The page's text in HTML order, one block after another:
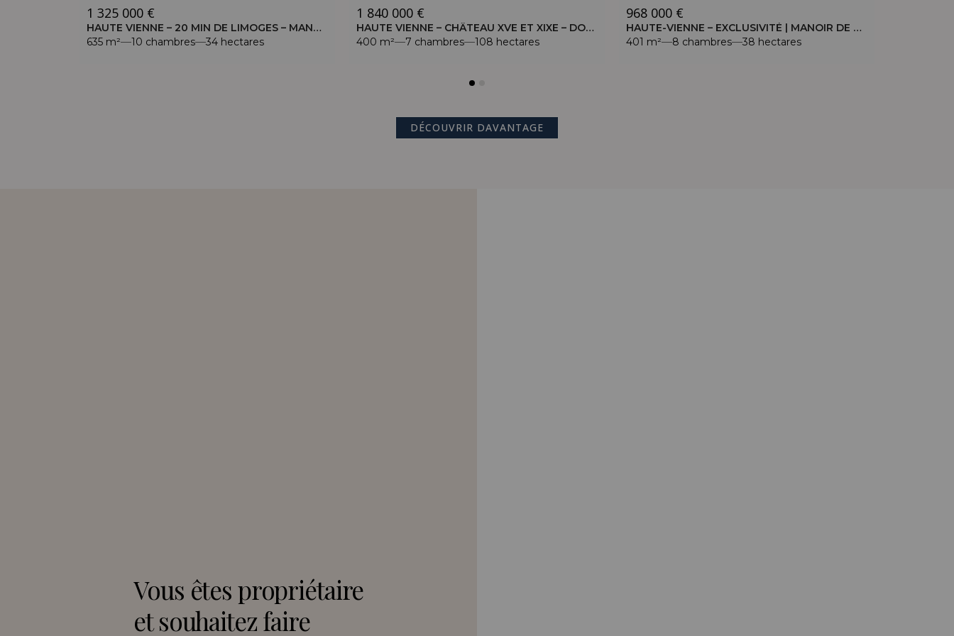
1 325 000 €
HAUTE VIENNE – 20 MIN DE LIMOGES – MANOIR AVEC SES DÉPENDANCES ET 34 HECTARES
635 m²
10 chambres 34 hectares
1 840 000 €
HAUTE VIENNE – CHÂTEAU XVE ET XIXE – DOMAINE DE 108 HECTARES
400 m²
7 chambres 108 hectares
968 000 €
HAUTE-VIENNE – EXCLUSIVITÉ | MANOIR DE LA FIN DU XIXE SIÈCLE – 38 HA DE TERRAIN
401 m²
8 chambres 38 hectares
DÉCOUVRIR DAVANTAGE
Vous êtes propriétaire
et souhaitez faire